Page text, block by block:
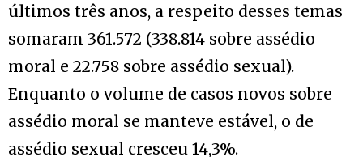
últimos três anos, a respeito desses temas
somaram 361.572 (338.814 sobre assédio
moral e 22.758 sobre assédio sexual).
Enquanto o volume de casos novos sobre
assédio moral se manteve estável, o de
assédio sexual cresceu 14,3%.